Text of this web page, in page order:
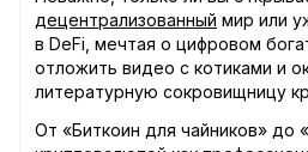
децентрализованный мир или
в DeFi, мечтая о цифровом
отложить видео с котиками и
литературную сокровищницу
От «Биткоин для чайников» до